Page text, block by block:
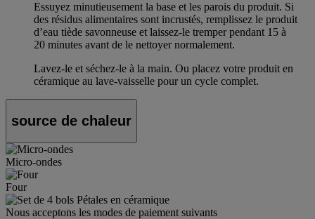
Essuyez minutieusement la base et les parois du produit. Si
des résidus alimentaires sont incrustés, remplissez le produit
d’eau tiède savonneuse et laissez-le tremper pendant 15 à
20 minutes avant de le nettoyer normalement.
Lavez-le et séchez-le à la main. Ou placez votre produit en
céramique au lave-vaisselle pour un cycle complet.
source de chaleur
Micro-ondes
Four
Nous acceptons les modes de paiement suivants